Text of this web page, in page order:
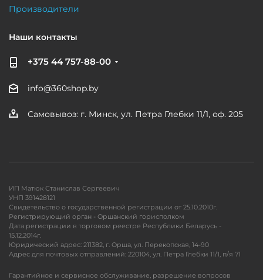
Производители
Наши контакты
+375 44 757-88-00
info@360shop.by
Самовывоз: г. Минск, ул. Петра Глебки 11/1, оф. 205
ИП Матюк Станислав Сергеевич
УНП 391428121
Свидетельство о государственной регистрации от 25.10.2010г.
Регистрирующий орган - Оршанский горисполком
Дата регистрации в торговом реестре Республики Беларусь -
15.12.2014г.
Юридический адрес: 211382, г. Орша, ул. Перекопская, 14-90
Адрес для почтовых отправлений: 220104, ул. Петра Глебки 11/1, п/я 71
Гарантийное и сервисное обслуживание, разрешение вопросов